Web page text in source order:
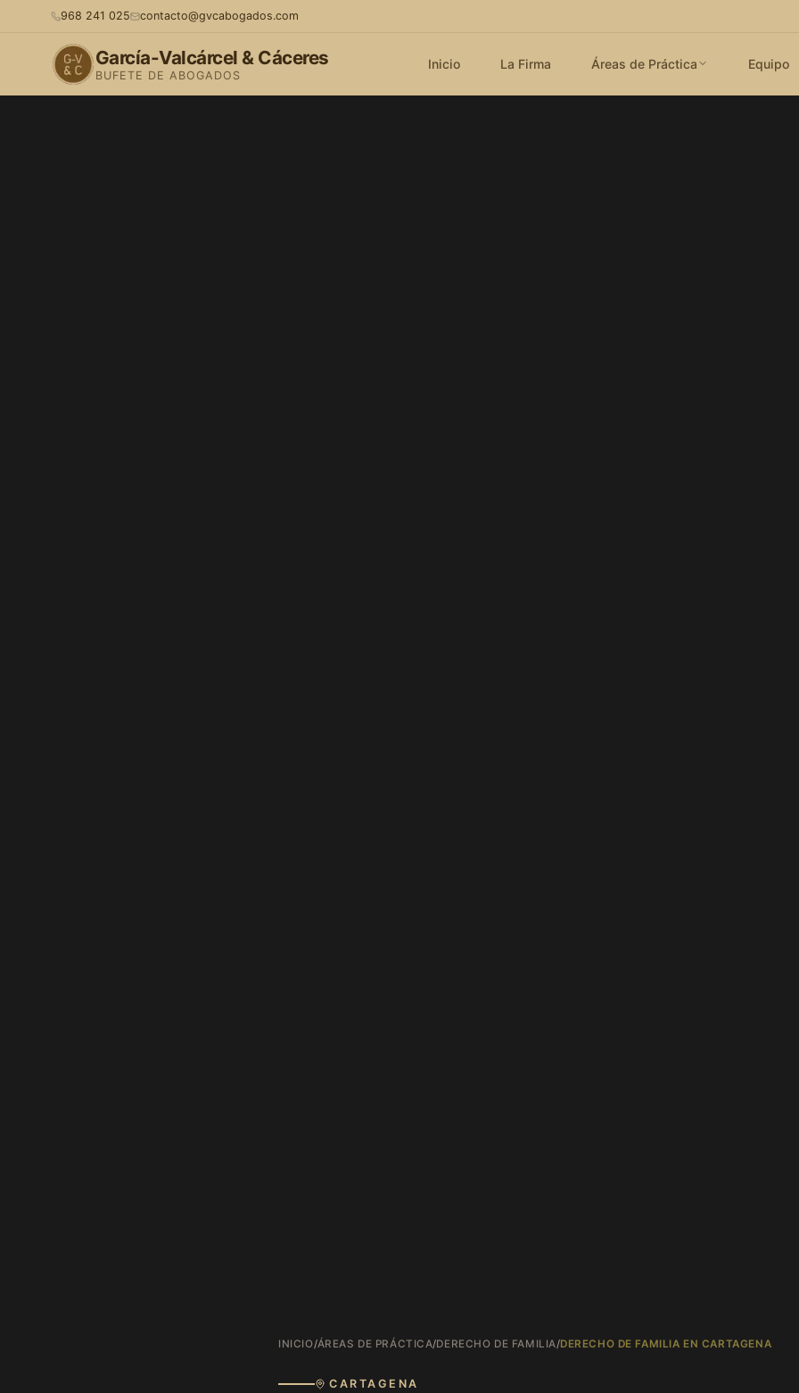
968 241 025 contacto@gvcabogados.com
García-Valcárcel & Cáceres
BUFETE DE ABOGADOS
Inicio La Firma Áreas de Práctica Equipo
INICIO/ÁREAS DE PRÁCTICA/DERECHO DE FAMILIA/DERECHO DE FAMILIA EN CARTAGENA
CARTAGENA